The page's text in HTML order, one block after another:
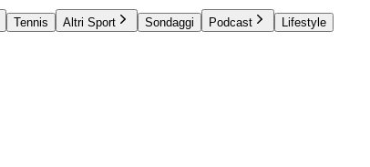
Tennis Altri Sport Sondaggi Podcast
Lifestyle